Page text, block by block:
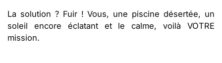
La solution ? Fuir ! Vous, une piscine désertée, un
soleil encore éclatant et le calme, voilà VOTRE
mission.